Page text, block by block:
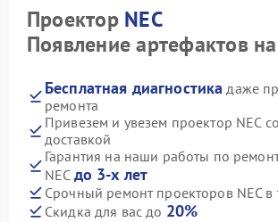
Проектор NEC
Появление артефактов
Бесплатная диагностика даже
ремонта
Привезем и увезем проектор NEC
доставкой
Гарантия на наши работы по
NEC до 3-х лет
Срочный ремонт проекторов NEC в
Скидка для вас до 20%